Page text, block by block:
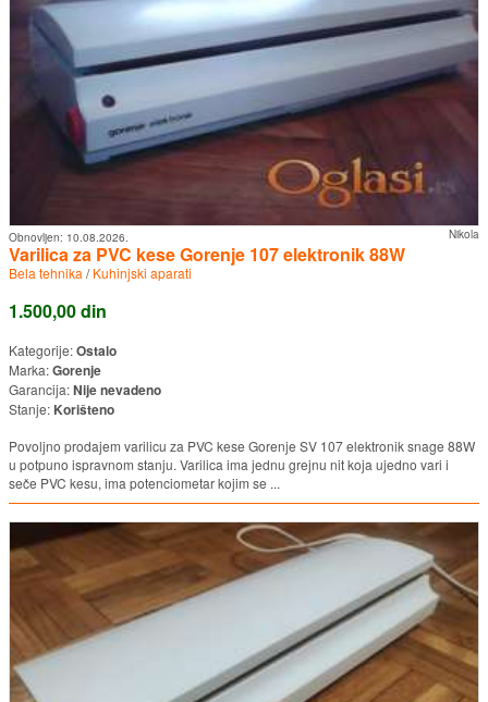
Nikola
Obnovljen: 10.08.2026.
Varilica za PVC kese Gorenje 107 elektronik 88W
Bela tehnika /Kuhinjski aparati
1.500,00 din
Kategorije:Ostalo
Marka:Gorenje
Garancija:Nije nevadeno
Stanje: Korišteno
Povoljno prodajem varilicu za PVC kese Gorenje SV 107 elektronik snage 88W
u potpuno ispravnom stanju. Varilica ima jednu grejnu nit koja ujedno vari i
seče PVC kesu, ima potenciometar kojim se ...